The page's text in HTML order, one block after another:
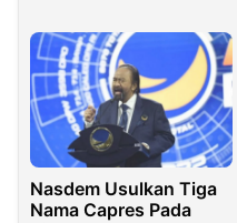
Nasdem Usulkan Tiga
Nama Capres Pada